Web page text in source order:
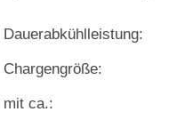
Dauerabkühlleistung :
Chargengröße :
mit ca.: